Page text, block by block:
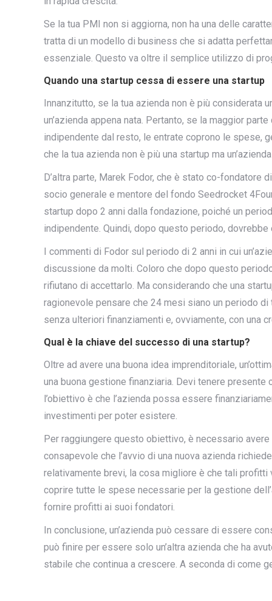
Se la tua PMI non si aggiorna, non ha una delle
tratta di un modello di business che si adatta
essenziale. Questo va oltre il semplice utilizzo di
Quando una startup cessa di essere una startup
Innanzitutto, se la tua azienda non è più considerata
un’azienda appena nata. Pertanto, se la maggior
indipendente dal resto, le entrate coprono le spese,
che la tua azienda non è più una startup ma
D’altra parte, Marek Fodor, che è stato co-fondatore
socio generale e mentore del fondo Seedrocket
startup dopo 2 anni dalla fondazione, poiché un
indipendente. Quindi, dopo questo periodo, dovrebbe
I commenti di Fodor sul periodo di 2 anni in cui
discussione da molti. Coloro che dopo questo
rifiutano di accettarlo. Ma considerando che una
ragionevole pensare che 24 mesi siano un periodo
senza ulteriori finanziamenti e, ovviamente, con una
Qual è la chiave del successo di una startup?
Oltre ad avere una buona idea imprenditoriale,
una buona gestione finanziaria. Devi tenere
l’obiettivo è che l’azienda possa essere
investimenti per poter esistere.
Per raggiungere questo obiettivo, è necessario
consapevole che l’avvio di una nuova azienda
relativamente brevi, la cosa migliore è che tali profitti
coprire tutte le spese necessarie per la gestione
fornire profitti ai suoi fondatori.
In conclusione, un’azienda può cessare di essere
può finire per essere solo un’altra azienda che ha
stabile che continua a crescere. A seconda di come